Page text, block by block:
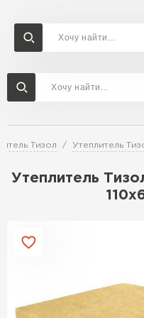
Тизол Утеплитель
Утеплитель
Доставка и оплата
Утеплитель
Утеплитель